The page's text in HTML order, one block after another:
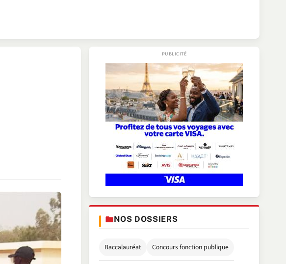
NOS DOSSIERS
Baccalauréat Concours fonction publique